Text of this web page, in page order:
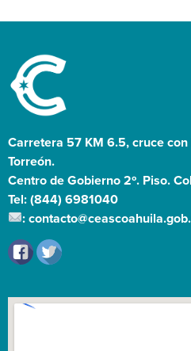
Carretera 57 KM 6.5, cruce
Torreón.
Centro de Gobierno 2º. Piso.
Tel: (844) 6981040
: